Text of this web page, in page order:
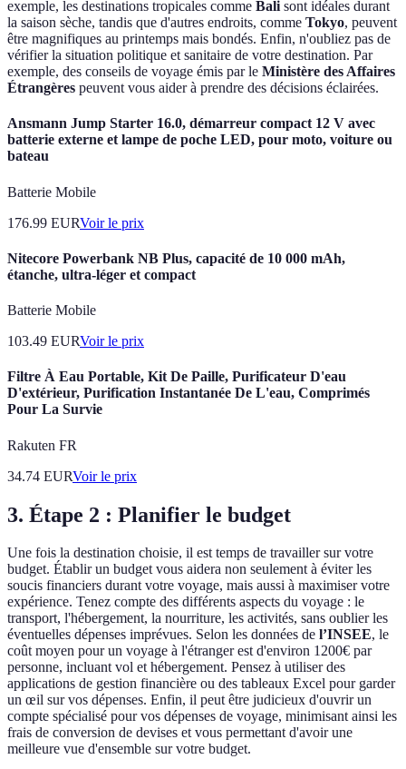
exemple, les destinations tropicales comme Bali sont idéales durant
la saison sèche, tandis que d'autres endroits, comme Tokyo, peuvent
être magnifiques au printemps mais bondés. Enfin, n'oubliez pas de
vérifier la situation politique et sanitaire de votre destination. Par
exemple, des conseils de voyage émis par le Ministère des Affaires
Étrangères peuvent vous aider à prendre des décisions éclairées.
Ansmann Jump Starter 16.0, démarreur compact 12 V avec
batterie externe et lampe de poche LED, pour moto, voiture ou
bateau
Batterie Mobile
176.99 EURVoir le prix
Nitecore Powerbank NB Plus, capacité de 10 000 mAh,
étanche, ultra-léger et compact
Batterie Mobile
103.49 EURVoir le prix
Filtre À Eau Portable, Kit De Paille, Purificateur D'eau
D'extérieur, Purification Instantanée De L'eau, Comprimés
Pour La Survie
Rakuten FR
34.74 EURVoir le prix
3. Étape 2 : Planifier le budget
Une fois la destination choisie, il est temps de travailler sur votre
budget. Établir un budget vous aidera non seulement à éviter les
soucis financiers durant votre voyage, mais aussi à maximiser votre
expérience. Tenez compte des différents aspects du voyage : le
transport, l'hébergement, la nourriture, les activités, sans oublier les
éventuelles dépenses imprévues. Selon les données de l’INSEE, le
coût moyen pour un voyage à l'étranger est d'environ 1200€ par
personne, incluant vol et hébergement. Pensez à utiliser des
applications de gestion financière ou des tableaux Excel pour garder
un œil sur vos dépenses. Enfin, il peut être judicieux d'ouvrir un
compte spécialisé pour vos dépenses de voyage, minimisant ainsi les
frais de conversion de devises et vous permettant d'avoir une
meilleure vue d'ensemble sur votre budget.